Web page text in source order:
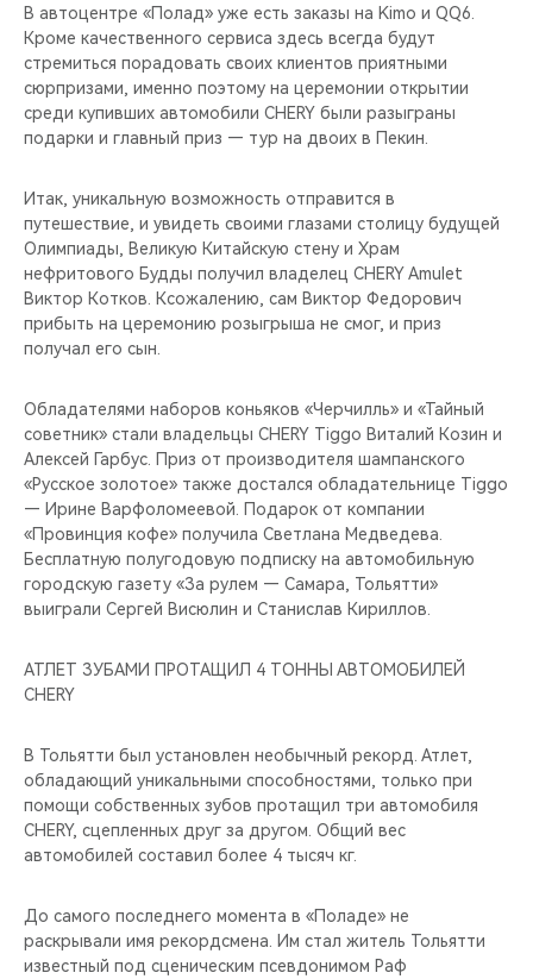
В автоцентре «Полад» уже есть заказы на Kimo и QQ6.
Кроме качественного сервиса здесь всегда будут
стремиться порадовать своих клиентов приятными
сюрпризами, именно поэтому на церемонии открытии
среди купивших автомобили CHERY были разыграны
подарки и главный приз — тур на двоих в Пекин.
Итак, уникальную возможность отправится в
путешествие, и увидеть своими глазами столицу будущей
Олимпиады, Великую Китайскую стену и Храм
нефритового Будды получил владелец CHERY Amulet
Виктор Котков. Ксожалению, сам Виктор Федорович
прибыть на церемонию розыгрыша не смог, и приз
получал его сын.
Обладателями наборов коньяков «Черчилль» и «Тайный
советник» стали владельцы CHERY Tiggo Виталий Козин и
Алексей Гарбус. Приз от производителя шампанского
«Русское золотое» также достался обладательнице Tiggo
— Ирине Варфоломеевой. Подарок от компании
«Провинция кофе» получила Светлана Медведева.
Бесплатную полугодовую подписку на автомобильную
городскую газету «За рулем — Самара, Тольятти»
выиграли Сергей Висюлин и Станислав Кириллов.
АТЛЕТ ЗУБАМИ ПРОТАЩИЛ 4 ТОННЫ АВТОМОБИЛЕЙ
CHERY
В Тольятти был установлен необычный рекорд. Атлет,
обладающий уникальными способностями, только при
помощи собственных зубов протащил три автомобиля
CHERY, сцепленных друг за другом. Общий вес
автомобилей составил более 4 тысяч кг.
До самого последнего момента в «Поладе» не
раскрывали имя рекордсмена. Им стал житель Тольятти
известный под сценическим псевдонимом Раф